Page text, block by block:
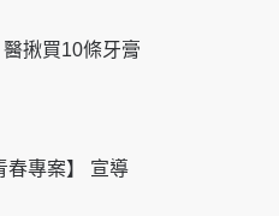
揪買10條牙膏
春專案】 宣導